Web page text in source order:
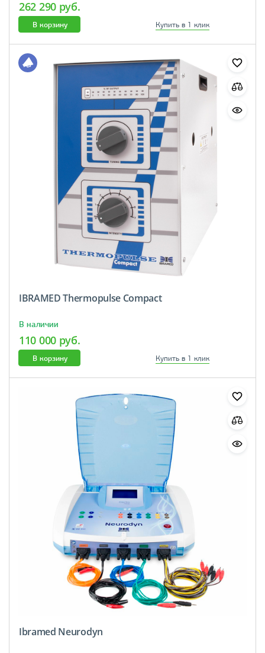
262 290 руб.
В корзину Купить в 1 клик
IBRAMED Thermopulse Сompact
В наличии
110 000 руб.
В корзину Купить в 1 клик
Ibramed Neurodyn